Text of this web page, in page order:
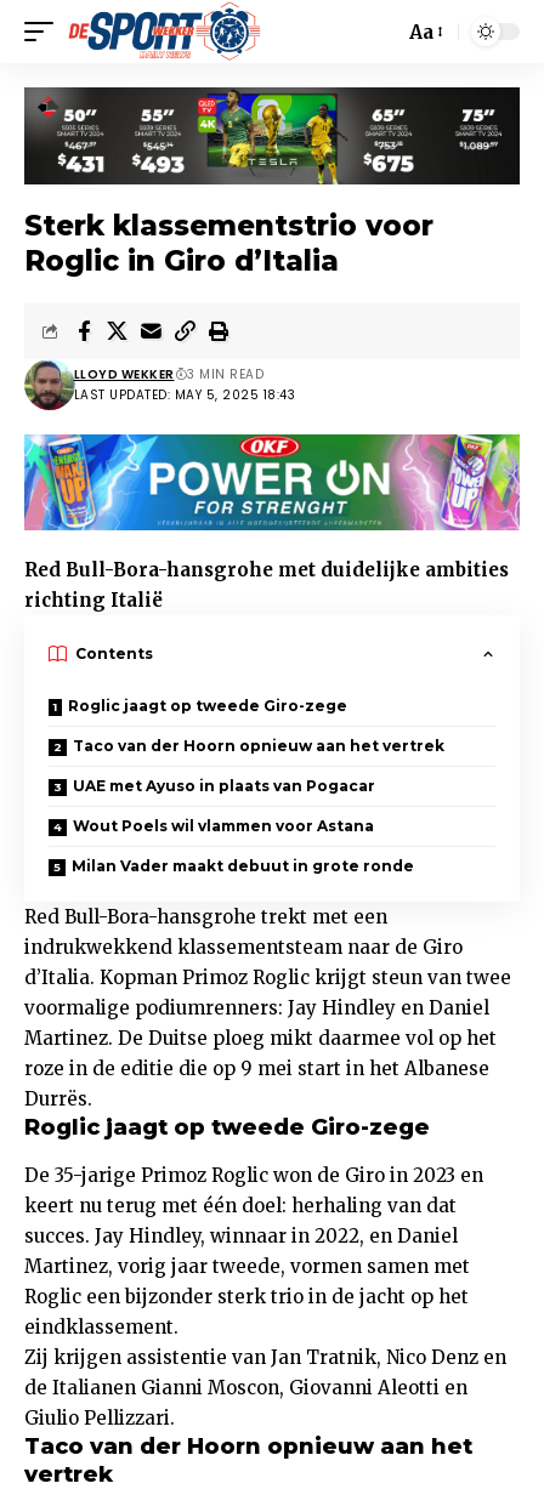
Aa
Sterk klassementstrio voor
Roglic in Giro d’Italia
LAST UPDATED: MAY 5, 2025 18:43
LLOYD WEKKER 3 MIN READ
Red Bull-Bora-hansgrohe met duidelijke ambities
richting Italië
Contents
Roglic jaagt op tweede Giro-zege
Taco van der Hoorn opnieuw aan het vertrek
UAE met Ayuso in plaats van Pogacar
Wout Poels wil vlammen voor Astana
Milan Vader maakt debuut in grote ronde
Red Bull-Bora-hansgrohe trekt met een
indrukwekkend klassementsteam naar de Giro
d’Italia. Kopman Primoz Roglic krijgt steun van twee
voormalige podiumrenners: Jay Hindley en Daniel
Martinez. De Duitse ploeg mikt daarmee vol op het
roze in de editie die op 9 mei start in het Albanese
Durrës.
Roglic jaagt op tweede Giro-zege
De 35-jarige Primoz Roglic won de Giro in 2023 en
keert nu terug met één doel: herhaling van dat
succes. Jay Hindley, winnaar in 2022, en Daniel
Martinez, vorig jaar tweede, vormen samen met
Roglic een bijzonder sterk trio in de jacht op het
eindklassement.
Zij krijgen assistentie van Jan Tratnik, Nico Denz en
de Italianen Gianni Moscon, Giovanni Aleotti en
Giulio Pellizzari.
Taco van der Hoorn opnieuw aan het
vertrek